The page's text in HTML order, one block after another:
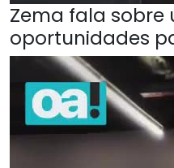
Zema fala
oportunidades